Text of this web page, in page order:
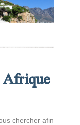
chercher afin